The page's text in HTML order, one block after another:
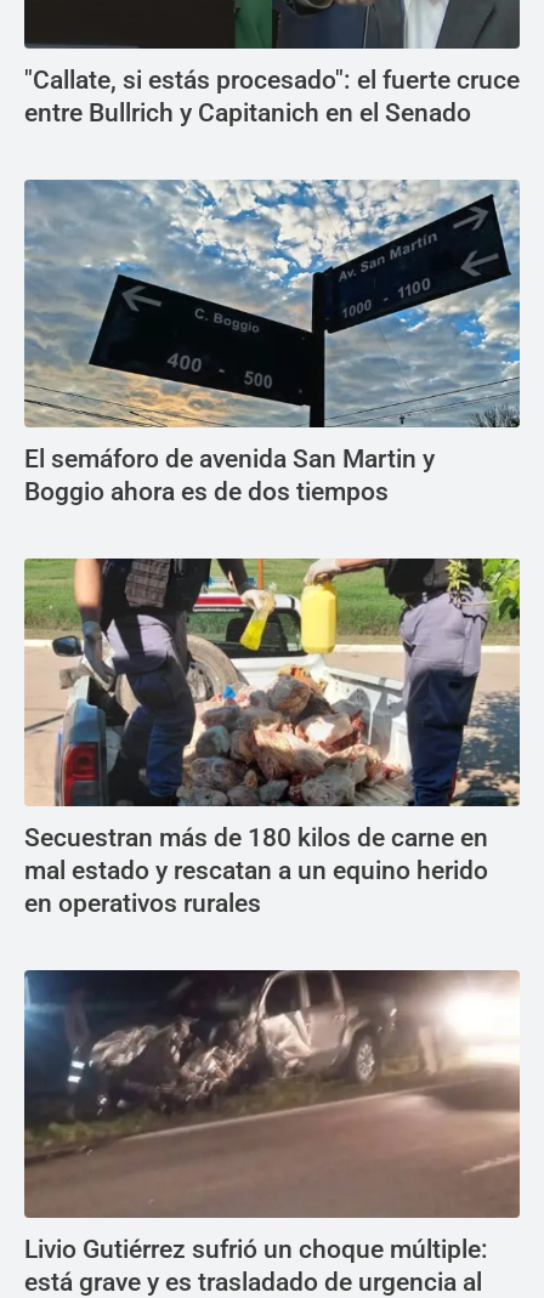
"Callate, si estás procesado": el fuerte cruce
entre Bullrich y Capitanich en el Senado
El semáforo de avenida San Martin y
Boggio ahora es de dos tiempos
Secuestran más de 180 kilos de carne en
mal estado y rescatan a un equino herido
en operativos rurales
Livio Gutiérrez sufrió un choque múltiple:
está grave y es trasladado de urgencia al